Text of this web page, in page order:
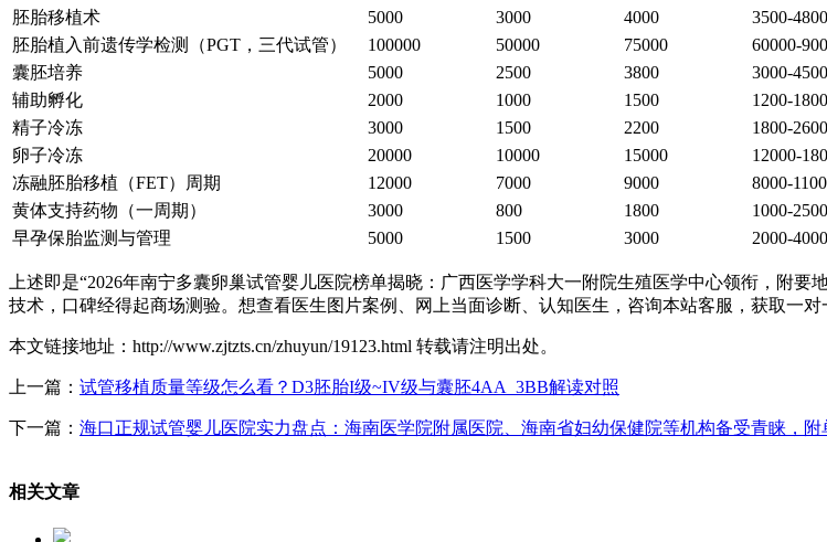
胚胎移植术
5000 3000 4000
3500-4800
胚胎植入前遗传学检测（PGT，三代试管）
100000 50000 75000
60000-
囊胚培养
5000 2500 3800
3000-4500
辅助孵化
2000 1000 1500
1200-1800
精子冷冻
3000 1500 2200
1800-2600
卵子冷冻
20000 10000 15000
12000-
冻融胚胎移植（FET）周期
12000 7000 9000
8000-
黄体支持药物（一周期）
3000 800 1800
1000-2500
早孕保胎监测与管理
5000 1500 3000 2000-4000
上述即是“2026年南宁多囊卵巢试管婴儿医院榜单揭晓：广西医学学科大一附院生殖医学中心领衔，附
技术，口碑经得起商场测验。想查看医生图片案例、网上当面诊断、认知医生，咨询本站客服，获取一对
本文链接地址：http://www.zjtzts.cn/zhuyun/19123.html 转载请注明出处。
上一篇： 试管移植质量等级怎么看？D3胚胎I级~IV级与囊胚4AA_3BB解读对照
下一篇： 海口正规试管婴儿医院实力盘点：海南医学院附属医院、海南省妇幼保健院等机构备受青睐，
相关文章